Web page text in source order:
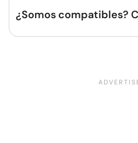
¿Somos compatibles?